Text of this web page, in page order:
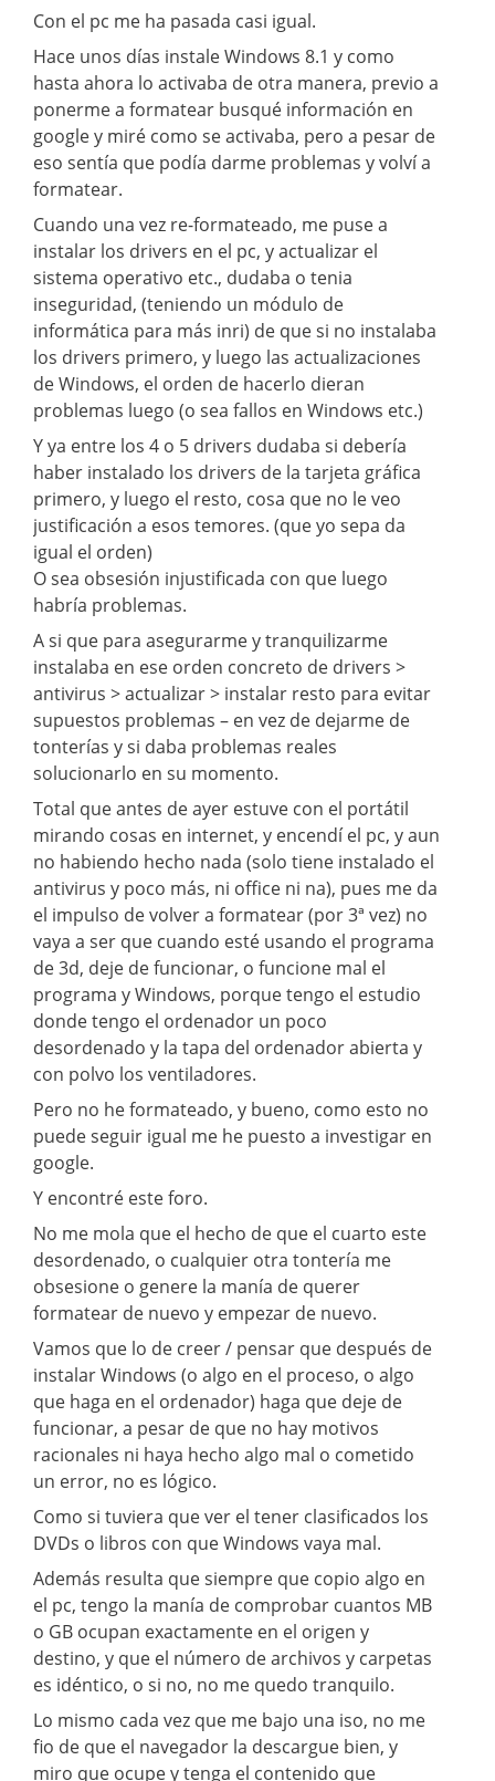
Con el pc me ha pasada casi igual.
Hace unos días instale Windows 8.1 y como
hasta ahora lo activaba de otra manera, previo a
ponerme a formatear busqué información en
google y miré como se activaba, pero a pesar de
eso sentía que podía darme problemas y volví a
formatear.
Cuando una vez re-formateado, me puse a
instalar los drivers en el pc, y actualizar el
sistema operativo etc., dudaba o tenia
inseguridad, (teniendo un módulo de
informática para más inri) de que si no instalaba
los drivers primero, y luego las actualizaciones
de Windows, el orden de hacerlo dieran
problemas luego (o sea fallos en Windows etc.)
Y ya entre los 4 o 5 drivers dudaba si debería
haber instalado los drivers de la tarjeta gráfica
primero, y luego el resto, cosa que no le veo
justificación a esos temores. (que yo sepa da
igual el orden)
O sea obsesión injustificada con que luego
habría problemas.
A si que para asegurarme y tranquilizarme
instalaba en ese orden concreto de drivers >
antivirus > actualizar > instalar resto para evitar
supuestos problemas – en vez de dejarme de
tonterías y si daba problemas reales
solucionarlo en su momento.
Total que antes de ayer estuve con el portátil
mirando cosas en internet, y encendí el pc, y aun
no habiendo hecho nada (solo tiene instalado el
antivirus y poco más, ni office ni na), pues me da
el impulso de volver a formatear (por 3ª vez) no
vaya a ser que cuando esté usando el programa
de 3d, deje de funcionar, o funcione mal el
programa y Windows, porque tengo el estudio
donde tengo el ordenador un poco
desordenado y la tapa del ordenador abierta y
con polvo los ventiladores.
Pero no he formateado, y bueno, como esto no
puede seguir igual me he puesto a investigar en
google.
Y encontré este foro.
No me mola que el hecho de que el cuarto este
desordenado, o cualquier otra tontería me
obsesione o genere la manía de querer
formatear de nuevo y empezar de nuevo.
Vamos que lo de creer / pensar que después de
instalar Windows (o algo en el proceso, o algo
que haga en el ordenador) haga que deje de
funcionar, a pesar de que no hay motivos
racionales ni haya hecho algo mal o cometido
un error, no es lógico.
Como si tuviera que ver el tener clasificados los
DVDs o libros con que Windows vaya mal.
Además resulta que siempre que copio algo en
el pc, tengo la manía de comprobar cuantos MB
o GB ocupan exactamente en el origen y
destino, y que el número de archivos y carpetas
es idéntico, o si no, no me quedo tranquilo.
Lo mismo cada vez que me bajo una iso, no me
fio de que el navegador la descargue bien, y
miro que ocupe y tenga el contenido que